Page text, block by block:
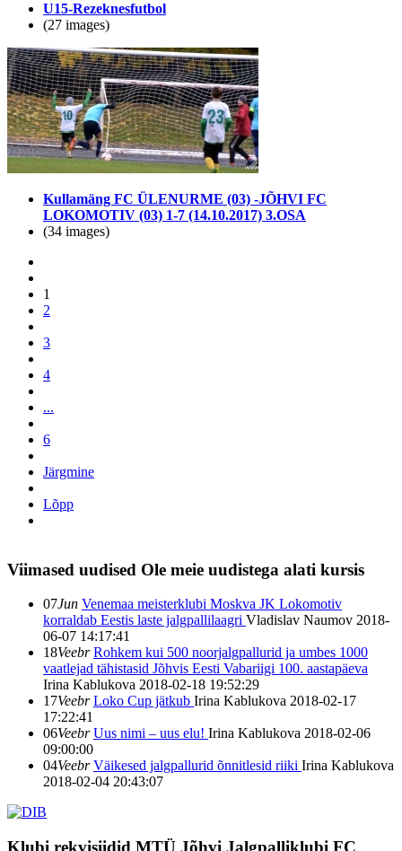
U15-Rezeknesfutbol
(27 images)
Kullamäng FC ÜLENURME (03) -JÕHVI FC
LOKOMOTIV (03) 1-7 (14.10.2017) 3.OSA
(34 images)
1
2
3
4
...
6
Järgmine
Lõpp
Viimased uudised Ole meie uudistega alati kursis
07Jun Venemaa meisterklubi Moskva JK Lokomotiv
korraldab Eestis laste jalgpallilaagri Vladislav Naumov 2018-
06-07 14:17:41
18Veebr Rohkem kui 500 noorjalgpallurid ja umbes 1000
vaatlejad tähistasid Jõhvis Eesti Vabariigi 100. aastapäeva
Irina Kablukova 2018-02-18 19:52:29
17Veebr Loko Cup jätkub Irina Kablukova 2018-02-17
17:22:41
06Veebr Uus nimi – uus elu! Irina Kablukova 2018-02-06
09:00:00
04Veebr Väikesed jalgpallurid õnnitlesid riiki Irina Kablukova
2018-02-04 20:43:07
Klubi rekvisiidid MTÜ Jõhvi Jalgpalliklubi FC